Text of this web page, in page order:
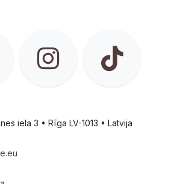
iela 3 • Rīga LV-1013 • Latvija